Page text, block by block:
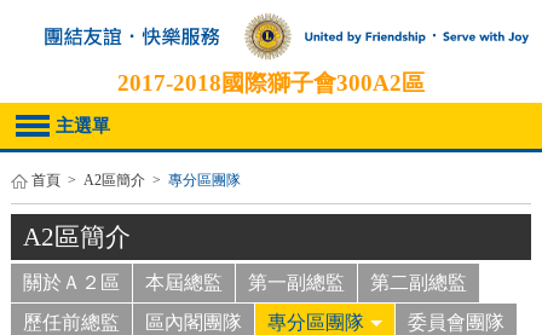
2017-2018國際獅子會300A2區
主選單
首頁 > A2區簡介 > 專分區團隊
A2區簡介
關於Ａ２區 本屆總監 第一副總監
第二副總監
歷任前總監
區內閣團隊 專分區團隊
委員會團隊